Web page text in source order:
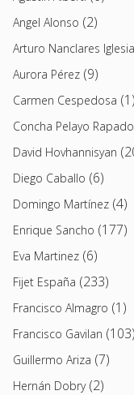
Angel Alonso (2)
Arturo Nanclares
Aurora Pérez (9)
Carmen Cespedosa (1)
Concha Pelayo Rapado
David Hovhannisyan
Diego Caballo (6)
Domingo Martínez (4)
Enrique Sancho (177)
Eva Martinez (6)
Fijet España (233)
Francisco Almagro (1)
Francisco Gavilan (103)
Guillermo Ariza (7)
Hernán Dobry(2)